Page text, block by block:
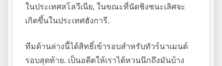
ในประเทศสโลวีเนีย, ในขณะที่นัดชิงชนะเลิศจะ
เกิดขึ้นในประเทศฮังการี.
ทีมด้านล่างนี้ได้สิทธิ์เข้ารอบสำหรับทัวร์นาเมนต์
รอบสุดท้าย. เป็นอดีตให้เราได้หวนนึกถึงมันบ้าง